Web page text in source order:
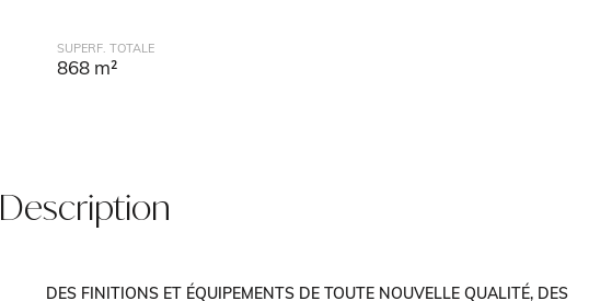
SUPERF. TOTALE
868 m²
Description
DES FINITIONS ET ÉQUIPEMENTS DE TOUTE NOUVELLE QUALITÉ, DES